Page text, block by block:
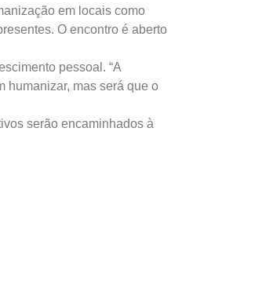
em locais como
O encontro é aberto
pessoal. “A
humanizar, mas será que o
serão encaminhados à